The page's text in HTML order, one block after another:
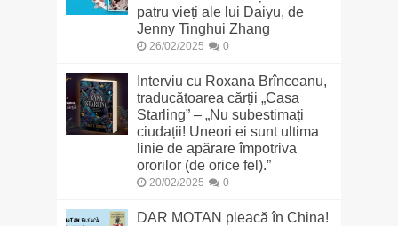
patru vieți ale lui Daiyu, de
Jenny Tinghui Zhang
26/02/2025 0
Interviu cu Roxana Brînceanu,
traducătoarea cărții „Casa
Starling” – „Nu subestimați
ciudații! Uneori ei sunt ultima
linie de apărare împotriva
ororilor (de orice fel).”
20/02/2025 0
DAR MOTAN pleacă în China!